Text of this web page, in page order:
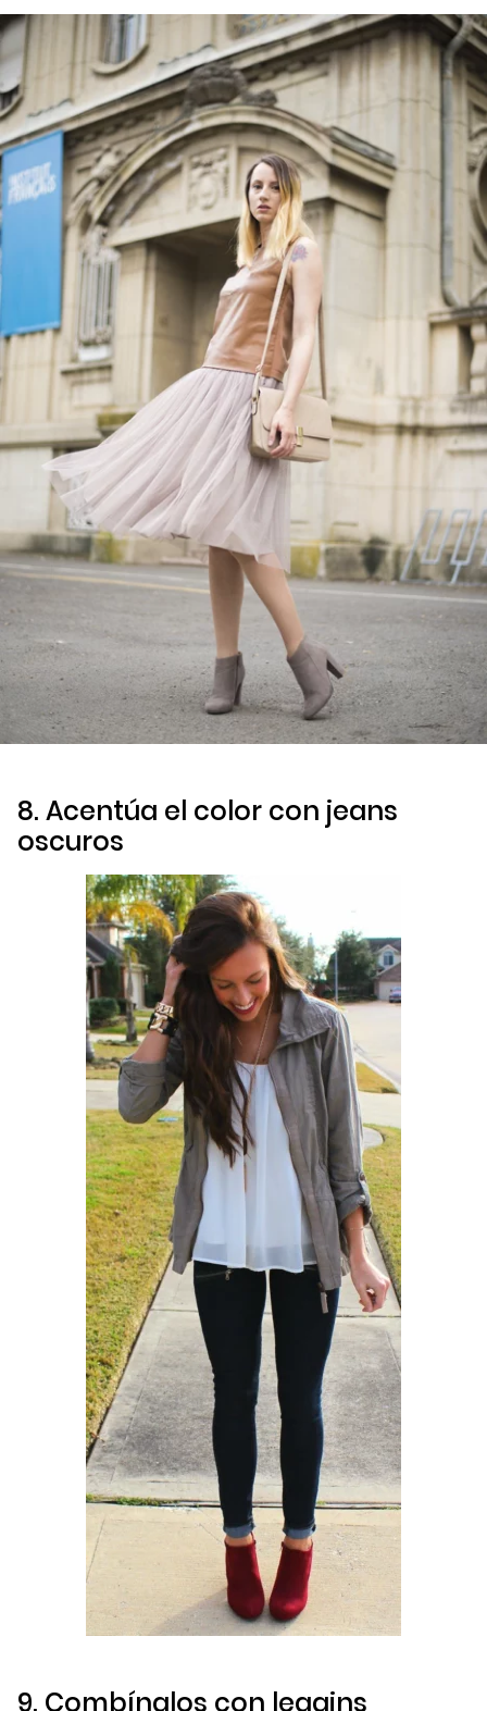
8. Acentúa el color con jeans
oscuros
9. Combínalos con leggins